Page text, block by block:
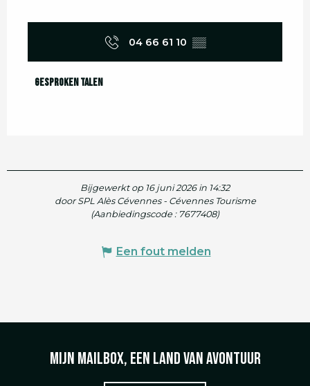
04 66 61 10 ▒▒
Gesproken talen
Gesproken talen
Bijgewerkt op 16 juni 2026 in 14:32
door SPL Alès Cévennes - Cévennes Tourisme
(Aanbiedingscode : 7677408)
Een fout melden
Mijn mailbox, een land van avontuur